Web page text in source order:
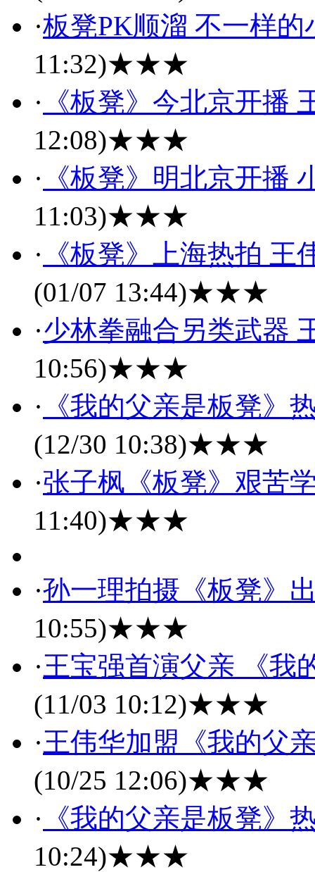
·板凳PK顺溜 不一样
11:32)★★★
· 《板凳》今北京开播
12:08)★★★
· 《板凳》明北京开播
11:03)★★★
· 《板凳》上海热拍
(01/07 13:44)★★★
·少林拳融合另类武器
10:56)★★★
· 《我的父亲是板凳》
(12/30 10:38)★★★
·张子枫《板凳》艰苦
11:40)★★★
·孙一理拍摄《板凳》
10:55)★★★
·王宝强首演父亲 《我
(11/03 10:12)★★★
·王伟华加盟《我的父
(10/25 12:06)★★★
· 《我的父亲是板凳》
10:24)★★★